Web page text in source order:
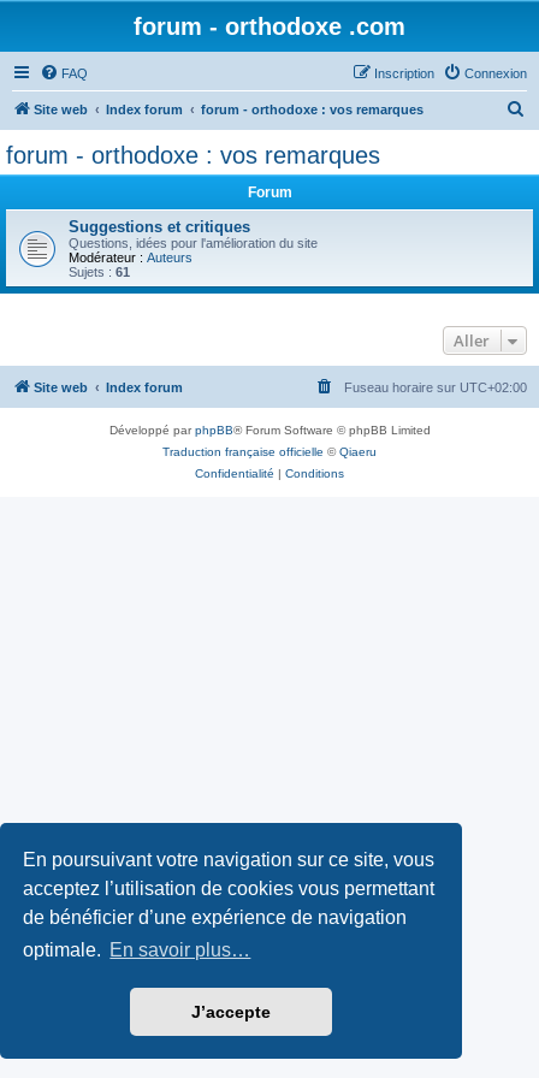
En poursuivant votre navigation sur ce site, vous
acceptez l’utilisation de cookies vous permettant
de bénéficier d’une expérience de navigation
optimale. En savoir plus…
J’accepte
forum - orthodoxe .com
FAQ Connexion
Inscription
Site web Index forum forum - orthodoxe : vos remarques
r
forum - orthodoxe : vos remarques
Forum
Suggestions et critiques
Questions, idées pour l'amélioration du site
Modérateur : Auteurs
Sujets : 61
Aller
Site web Index forum Fuseau horaire sur UTC+02:00
Développé parphpBB® Forum Software © phpBB Limited
Traduction française officielle ©Qiaeru
Confidentialité | Conditions